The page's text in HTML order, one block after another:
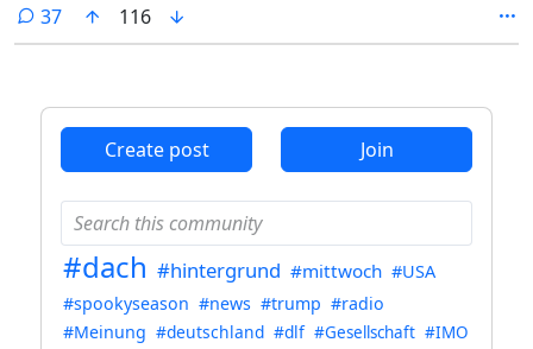
37comments
116
Create post Join
#dach #hintergrund #mittwoch #USA
#spookyseason #news #trump #radio
#Meinung #deutschland #dlf #Gesellschaft #IMO